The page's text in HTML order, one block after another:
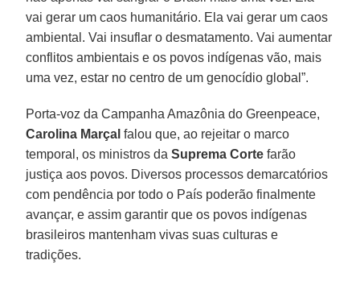
vai gerar um caos humanitário. Ela vai gerar um caos
ambiental. Vai insuflar o desmatamento. Vai aumentar
conflitos ambientais e os povos indígenas vão, mais
uma vez, estar no centro de um genocídio global”.
Porta-voz da Campanha Amazônia do Greenpeace,
Carolina Marçal falou que, ao rejeitar o marco
temporal, os ministros daSuprema Corte farão
justiça aos povos. Diversos processos demarcatórios
com pendência por todo o País poderão finalmente
avançar, e assim garantir que os povos indígenas
brasileiros mantenham vivas suas culturas e
tradições.